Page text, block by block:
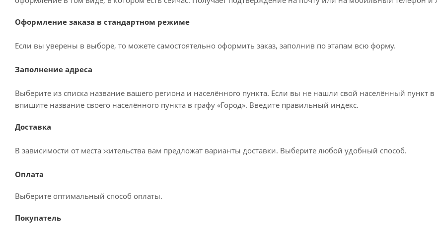
Оформление заказа в стандартном режиме
Если вы уверены в выборе, то можете самостоятельно оформить заказ, заполнив по этапам всю форму.
Заполнение адреса
Выберите из списка название вашего региона и населённого пункта. Если вы не нашли свой населённый пункт
впишите название своего населённого пункта в графу «Город». Введите правильный индекс.
Доставка
В зависимости от места жительства вам предложат варианты доставки. Выберите любой удобный способ.
Оплата
Выберите оптимальный способ оплаты.
Покупатель